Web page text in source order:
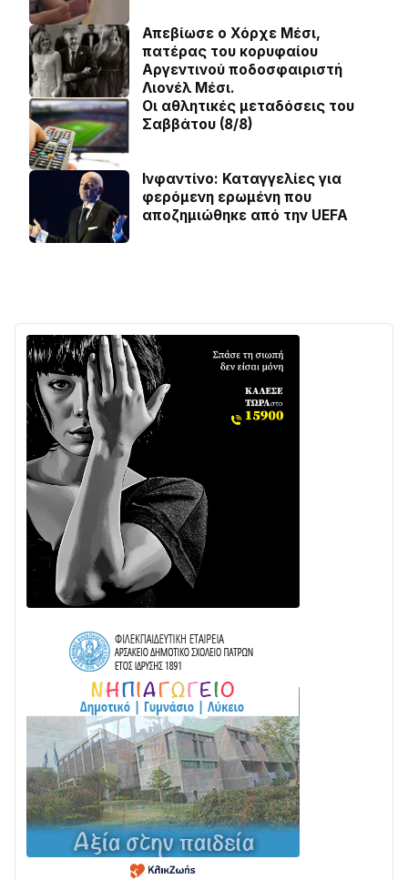
Απεβίωσε ο Χόρχε Μέσι,
πατέρας του κορυφαίου
Αργεντινού ποδοσφαιριστή
Λιονέλ Μέσι.
Οι αθλητικές μεταδόσεις του
Σαββάτου (8/8)
Ινφαντίνο: Καταγγελίες για
φερόμενη ερωμένη που
αποζημιώθηκε από την UEFA